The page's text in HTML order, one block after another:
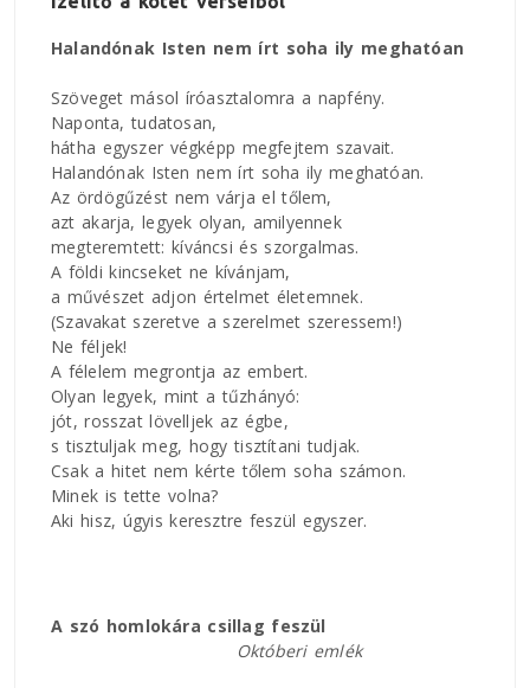
Halandónak Isten nem írt soha ily meghatóan
Szöveget másol íróasztalomra a napfény.
Naponta, tudatosan,
hátha egyszer végképp megfejtem szavait.
Halandónak Isten nem írt soha ily meghatóan.
Az ördögűzést nem várja el tőlem,
azt akarja, legyek olyan, amilyennek
megteremtett: kíváncsi és szorgalmas.
A földi kincseket ne kívánjam,
a művészet adjon értelmet életemnek.
(Szavakat szeretve a szerelmet szeressem!)
Ne féljek!
A félelem megrontja az embert.
Olyan legyek, mint a tűzhányó:
jót, rosszat lövelljek az égbe,
s tisztuljak meg, hogy tisztítani tudjak.
Csak a hitet nem kérte tőlem soha számon.
Minek is tette volna?
Aki hisz, úgyis keresztre feszül egyszer.
A szó homlokára csillag feszül
Októberi emlék